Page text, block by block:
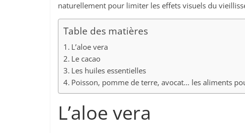
naturellement pour limiter les effets visuels du
Table des matières
L’aloe vera
Le cacao
Les huiles essentielles
Poisson, pomme de terre, avocat… les aliments
L’aloe vera